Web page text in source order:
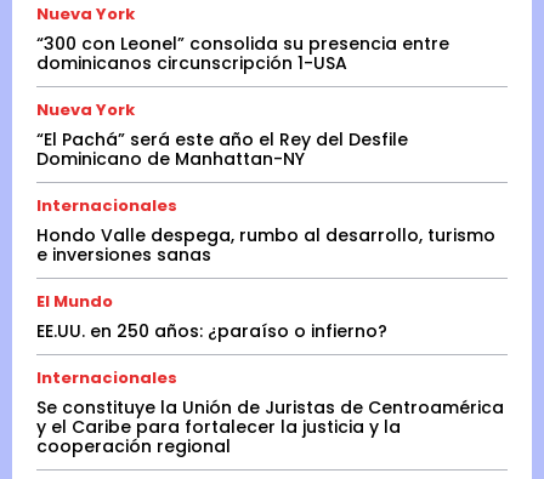
Nueva York
“300 con Leonel” consolida su presencia entre
dominicanos circunscripción 1-USA
Nueva York
“El Pachá” será este año el Rey del Desfile
Dominicano de Manhattan-NY
Internacionales
Hondo Valle despega, rumbo al desarrollo, turismo
e inversiones sanas
El Mundo
EE.UU. en 250 años: ¿paraíso o infierno?
Internacionales
Se constituye la Unión de Juristas de Centroamérica
y el Caribe para fortalecer la justicia y la
cooperación regional